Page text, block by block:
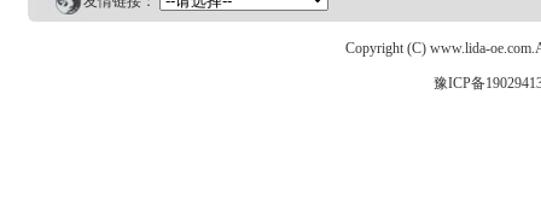
Copyright (C) www.lida-
豫ICP备